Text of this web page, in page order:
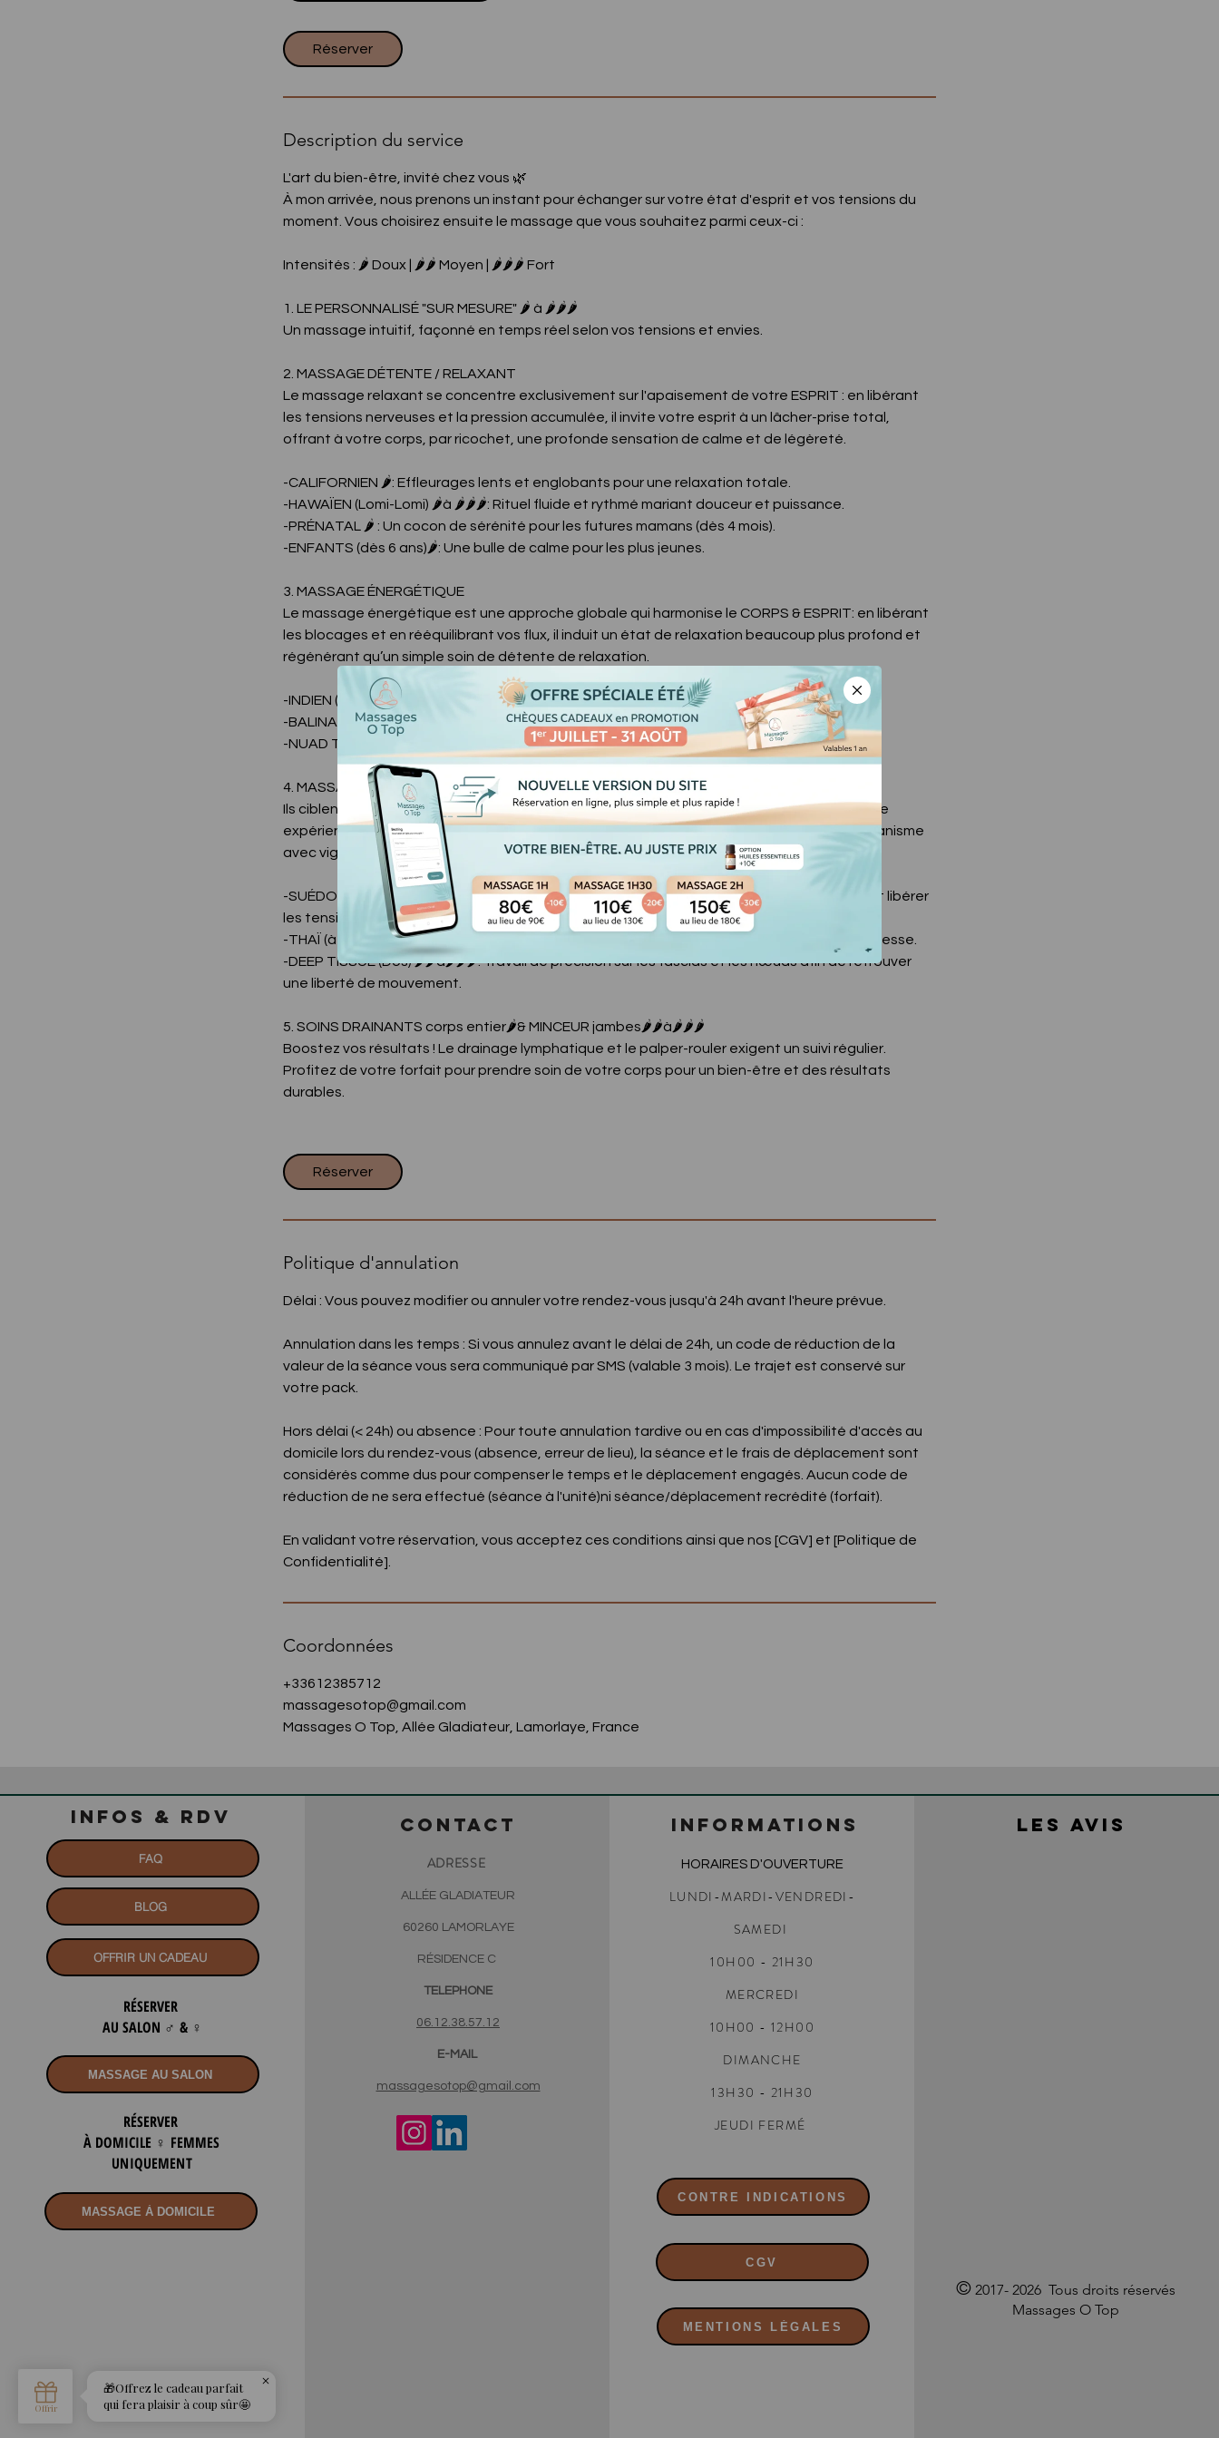
i
Réserver
Description du service
L'art du bien-être, invité chez vous 🌿
À mon arrivée, nous prenons un instant pour échanger sur votre état d'esprit et vos tensions du
moment. Vous choisirez ensuite le massage que vous souhaitez parmi ceux-ci :
Intensités : 🌶️ Doux | 🌶️🌶️ Moyen | 🌶️🌶️🌶️ Fort
1. LE PERSONNALISÉ "SUR MESURE" 🌶️ à 🌶️🌶️🌶️
Un massage intuitif, façonné en temps réel selon vos tensions et envies.
2. MASSAGE DÉTENTE / RELAXANT
Le massage relaxant se concentre exclusivement sur l'apaisement de votre ESPRIT : en libérant
les tensions nerveuses et la pression accumulée, il invite votre esprit à un lâcher-prise total,
offrant à votre corps, par ricochet, une profonde sensation de calme et de légèreté.
-CALIFORNIEN 🌶️: Effleurages lents et englobants pour une relaxation totale.
-HAWAÏEN (Lomi-Lomi) 🌶️à 🌶️🌶️🌶️: Rituel fluide et rythmé mariant douceur et puissance.
-PRÉNATAL 🌶️ : Un cocon de sérénité pour les futures mamans (dès 4 mois).
-ENFANTS (dès 6 ans)🌶️: Une bulle de calme pour les plus jeunes.
3. MASSAGE ÉNERGÉTIQUE
Le massage énergétique est une approche globale qui harmonise le CORPS & ESPRIT: en libérant
les blocages et en rééquilibrant vos flux, il induit un état de relaxation beaucoup plus profond et
régénérant qu’un simple soin de détente de relaxation.
-INDIEN (Abhyanga) 🌶️🌶️: Massage transformateur du corps et de l’esprit.
-BALINAIS 🌶️🌶️: Alternance de pressions et lissages harmonisant.
-NUAD THAO (Réflexologie plantaire) 🌶️🌶️: Pressions ciblées pour rétablir l'équilibre.
4. MASSAGE TONIFIANT
Ils ciblent les besoins du CORPS pour un relâchement articulaire et musculaire complet. Une
expérience intense et profonde qui dénoue vos tensions, idéale pour revitaliser votre organisme
avec vigueur.
-SUÉDOIS 🌶️🌶️🌶️ : Travail musculaire général et profond pour assouplir les muscles tendus et libérer
les tensions.
-THAÏ (à l'huile sur table) 🌶️🌶️: Enchaînement d'étirements et de flexions pour libérer la souplesse.
-DEEP TISSUE (Dos) 🌶️🌶️à🌶️🌶️🌶️: Travail de précision sur les fascias et les nœuds afin de retrouver
une liberté de mouvement.
5. SOINS DRAINANTS corps entier🌶️& MINCEUR jambes🌶️🌶️à🌶️🌶️🌶️
Boostez vos résultats ! Le drainage lymphatique et le palper-rouler exigent un suivi régulier.
Profitez de votre forfait pour prendre soin de votre corps pour un bien-être et des résultats
durables.
Réserver
Politique d'annulation
Délai : Vous pouvez modifier ou annuler votre rendez-vous jusqu'à 24h avant l'heure prévue.
Annulation dans les temps : Si vous annulez avant le délai de 24h, un code de réduction de la
valeur de la séance vous sera communiqué par SMS (valable 3 mois). Le trajet est conservé sur
votre pack.
Hors délai (< 24h) ou absence : Pour toute annulation tardive ou en cas d'impossibilité d'accès au
domicile lors du rendez-vous (absence, erreur de lieu), la séance et le frais de déplacement sont
considérés comme dus pour compenser le temps et le déplacement engagés. Aucun code de
réduction de ne sera effectué (séance à l'unité)ni séance/déplacement recrédité (forfait).
En validant votre réservation, vous acceptez ces conditions ainsi que nos [CGV] et [Politique de
Confidentialité].
Coordonnées
+33612385712
massagesotop@gmail.com
Massages O Top, Allée Gladiateur, Lamorlaye, France
INFOS & RDV
FAQ
BLOG
OFFRIR UN CADEAU
RÉSERVER
AU SALON ♂ & ♀
MASSAGE AU SALON
RÉSERVER
À DOMICILE ♀ FEMMES
UNIQUEMENT
MASSAGE À DOMICILE
CONTACT
ADRESSE
ALLÉE GLADIATEUR
60260 LAMORLAYE
RÉSIDENCE C
TELEPHONE
06.12.38.57.12
E-MAIL
massagesotop@gmail.com
INFORMATIONS
HORAIRES D'OUVERTURE
LUNDI-MARDI-VENDREDI-
SAMEDI
10H00 - 21H30
MERCREDI
10H00 - 12H00
DIMANCHE
13H30 - 21H30
JEUDI FERMÉ
CONTRE INDICATIONS
CGV
MENTIONS LÉGALES
LES AVIS
©2017- 2026 Tous droits réservés
Massages O Top